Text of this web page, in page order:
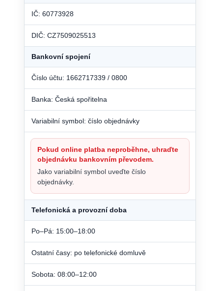
IČ: 60773928
DIČ: CZ7509025513
Bankovní spojení
Číslo účtu: 1662717339 / 0800
Banka: Česká spořitelna
Variabilní symbol: číslo objednávky
Pokud online platba neproběhne, uhraďte
objednávku bankovním převodem.
Jako variabilní symbol uveďte číslo
objednávky.
Telefonická a provozní doba
Po–Pá: 15:00–18:00
Ostatní časy: po telefonické domluvě
Sobota: 08:00–12:00